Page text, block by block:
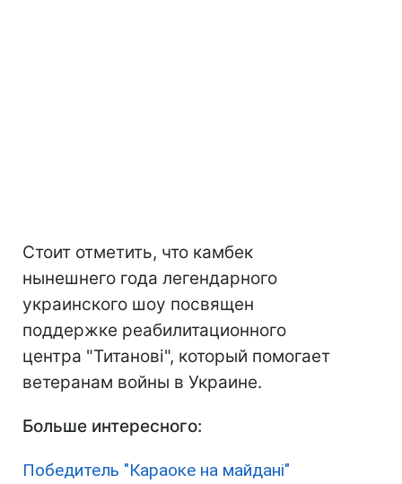
Стоит отметить, что камбек
нынешнего года легендарного
украинского шоу посвящен
поддержке реабилитационного
центра "Титанові", который помогает
ветеранам войны в Украине.
Больше интересного:
Победитель "Караоке на майдані"